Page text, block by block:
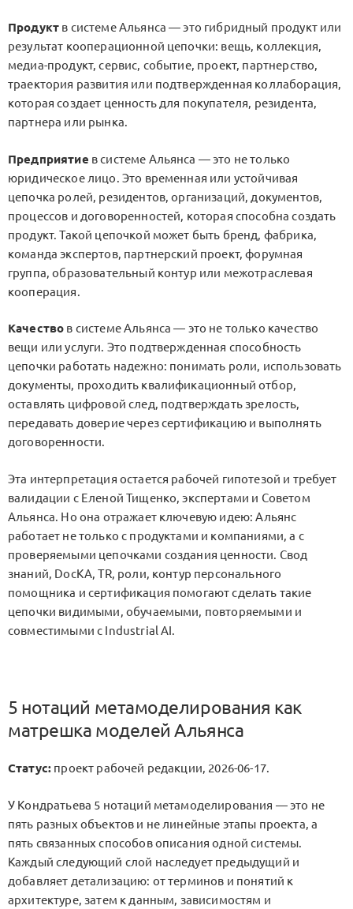
Продукт в системе Альянса — это гибридный продукт или
результат кооперационной цепочки: вещь, коллекция,
медиа-продукт, сервис, событие, проект, партнерство,
траектория развития или подтвержденная коллаборация,
которая создает ценность для покупателя, резидента,
партнера или рынка.
Предприятие в системе Альянса — это не только
юридическое лицо. Это временная или устойчивая
цепочка ролей, резидентов, организаций, документов,
процессов и договоренностей, которая способна создать
продукт. Такой цепочкой может быть бренд, фабрика,
команда экспертов, партнерский проект, форумная
группа, образовательный контур или межотраслевая
кооперация.
Качество в системе Альянса — это не только качество
вещи или услуги. Это подтвержденная способность
цепочки работать надежно: понимать роли, использовать
документы, проходить квалификационный отбор,
оставлять цифровой след, подтверждать зрелость,
передавать доверие через сертификацию и выполнять
договоренности.
Эта интерпретация остается рабочей гипотезой и требует
валидации с Еленой Тищенко, экспертами и Советом
Альянса. Но она отражает ключевую идею: Альянс
работает не только с продуктами и компаниями, а с
проверяемыми цепочками создания ценности. Свод
знаний, DocKA, TR, роли, контур персонального
помощника и сертификация помогают сделать такие
цепочки видимыми, обучаемыми, повторяемыми и
совместимыми с Industrial AI.
5 нотаций метамоделирования как
матрешка моделей Альянса
Статус: проект рабочей редакции, 2026-06-17.
У Кондратьева 5 нотаций метамоделирования — это не
пять разных объектов и не линейные этапы проекта, а
пять связанных способов описания одной системы.
Каждый следующий слой наследует предыдущий и
добавляет детализацию: от терминов и понятий к
архитектуре, затем к данным, зависимостям и